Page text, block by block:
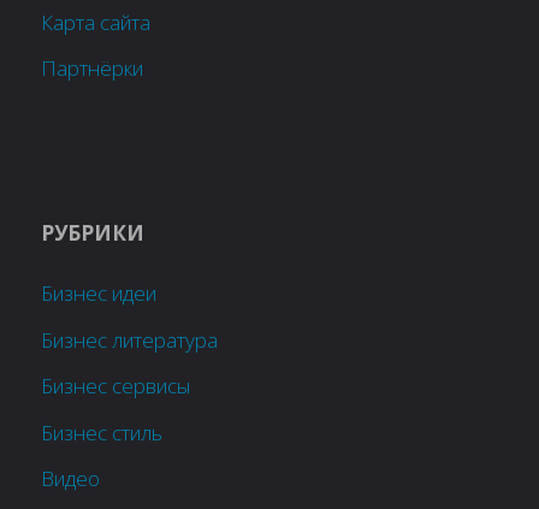
Карта сайта
Партнёрки
РУБРИКИ
Бизнес идеи
Бизнес литература
Бизнес сервисы
Бизнес стиль
Видео